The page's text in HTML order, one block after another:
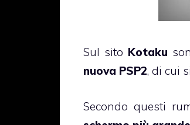
Sul sito Kotaku
nuova PSP2, di cui
Secondo questi